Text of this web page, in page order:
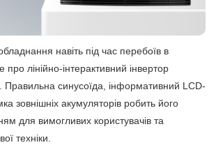
навіть під час перебоїв в
лінійно-інтерактивний інвертор
Правильна синусоїда, інформативний LCD-
зовнішніх акумуляторів робить його
для вимогливих користувачів та
​​техніки.